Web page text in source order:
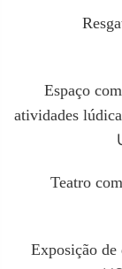
Espaço
atividades
Teatro
Exposição de